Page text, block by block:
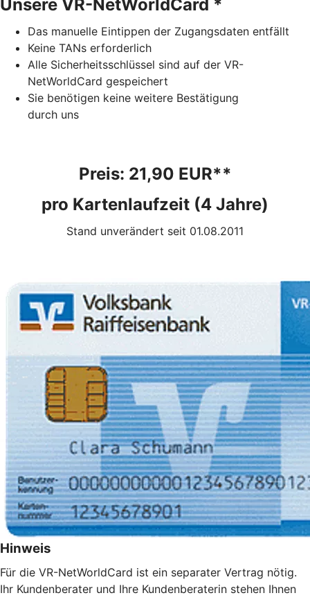
Unsere VR-NetWorldCard *
Das manuelle Eintippen der Zugangsdaten entfällt
Keine TANs erforderlich
Alle Sicherheitsschlüssel sind auf der VR-
NetWorldCard gespeichert
Sie benötigen keine weitere Bestätigung
durch uns
Preis: 21,90 EUR**
pro Kartenlaufzeit (4 Jahre)
Stand unverändert seit 01.08.2011
Hinweis
Für die VR-NetWorldCard ist ein separater Vertrag nötig.
Ihr Kundenberater und Ihre Kundenberaterin stehen Ihnen